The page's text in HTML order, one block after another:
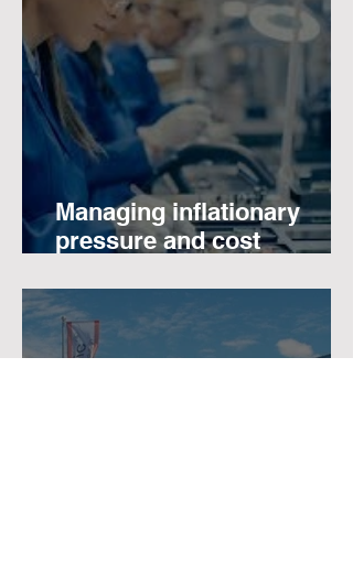
Managing inflationary
pressure and cost
manufacturing